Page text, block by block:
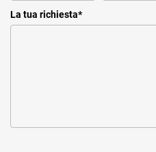
La tua richiesta*